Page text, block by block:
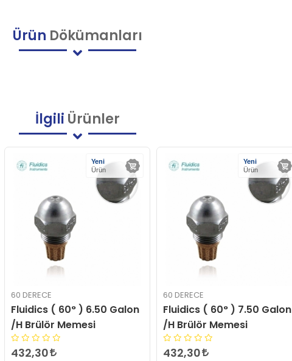
Ürün Dökümanları
İlgili Ürünler
Yeni
Ürün
60 DERECE
Fluidics ( 60° ) 7.50 Galon
/H Brülör Memesi
432,30
Yeni
Ürün
60 DERECE
Fluidics ( 60° ) 18.00 Galon
/H Brülör Memesi
432,30